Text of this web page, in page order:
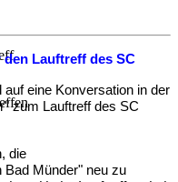
Lauftreff des SC
auf eine Konversation in der
zum Lauftreff des SC
die
Bad Münder" neu zu